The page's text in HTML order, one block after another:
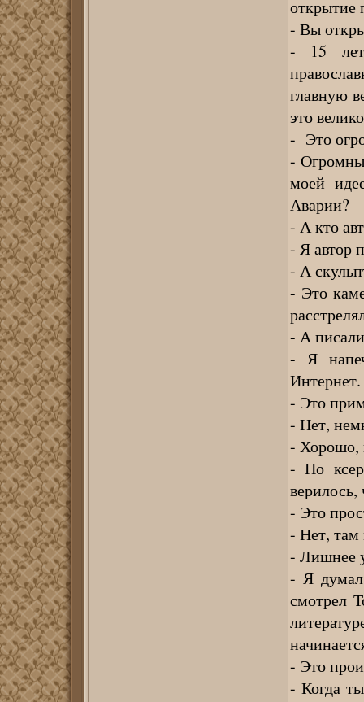
открытие
- Вы
- 15
главную
это
- Это
-
моей
Аварии?
- А кто
- Я автор
- А
- Это
- А
- Я
Интернет.
- Это
- Нет,
- Хорошо,
- Но
верилось,
- Это
- Нет, там
- Лишнее
- Я
смотрел
- Это
- Когда